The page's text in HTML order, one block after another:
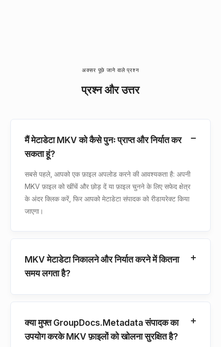
अक्सर पूछे जाने वाले प्रश्न
प्रश्न और उत्तर
मैं मेटाडेटा MKV को कैसे पुनः प्राप्त और निर्यात कर
सकता हूं?
सबसे पहले, आपको एक फ़ाइल अपलोड करने की आवश्यकता है: अपनी
MKV फ़ाइल को खींचें और छोड़ दें या फ़ाइल चुनने के लिए सफेद क्षेत्र
के अंदर क्लिक करें, फिर आपको मेटाडेटा संपादक को रीडायरेक्ट किया
जाएगा।
MKV मेटाडेटा निकालने और निर्यात करने में कितना
समय लगता है?
क्या मुफ्त GroupDocs.Metadata संपादक का
उपयोग करके MKV फ़ाइलों को खोलना सुरक्षित है?